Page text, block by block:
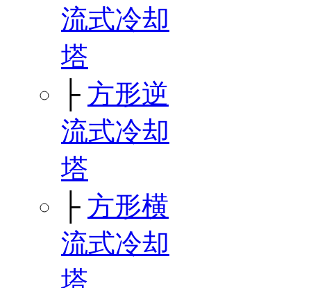
流式冷却
塔
├ 方形逆
流式冷却
塔
├ 方形横
流式冷却
塔